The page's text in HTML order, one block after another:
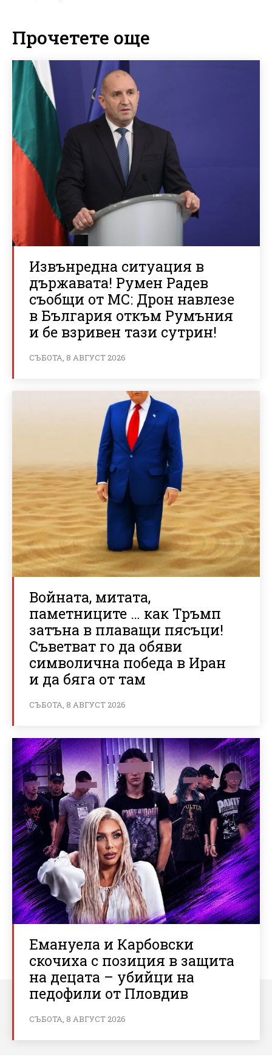
Прочетете още
Извънредна ситуация в
държавата! Румен Радев
съобщи от МС: Дрон навлезе
в България откъм Румъния
и бе взривен тази сутрин!
СЪБОТА, 8 АВГУСТ 2026
Войната, митата,
паметниците … как Тръмп
затъна в плаващи пясъци!
Съветват го да обяви
символична победа в Иран
и да бяга от там
СЪБОТА, 8 АВГУСТ 2026
Емануела и Карбовски
скочиха с позиция в защита
на децата – убийци на
педофили от Пловдив
СЪБОТА, 8 АВГУСТ 2026